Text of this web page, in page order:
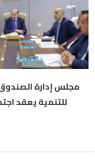
مجلس إدارة
للتنمية يعقد